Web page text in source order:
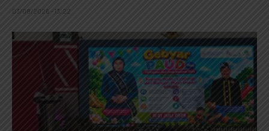
03/08/2026 - 13:22